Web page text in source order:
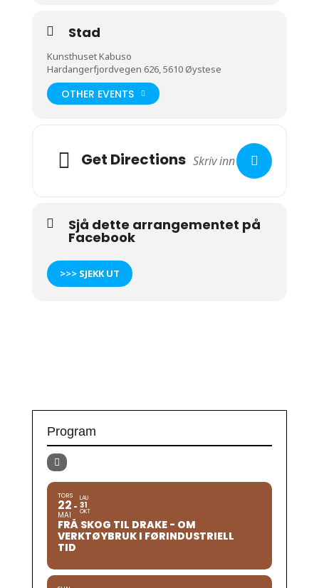
Stad
Kunsthuset Kabuso
Hardangerfjordvegen 626, 5610 Øystese
OTHER EVENTS
Get Directions
Sjå dette arrangementet på
Facebook
>>> SJEKK UT
Program
TORS
22
MAI
LAU
31
OKT
FRÅ SKOG TIL DRAKE - OM
VERKTØYBRUK I FØRINDUSTRIELL
TID